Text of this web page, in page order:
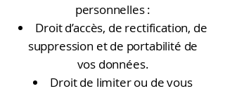
personnelles :
Droit d’accès, de rectification, de
suppression et de portabilité de
vos données.
Droit de limiter ou de vous